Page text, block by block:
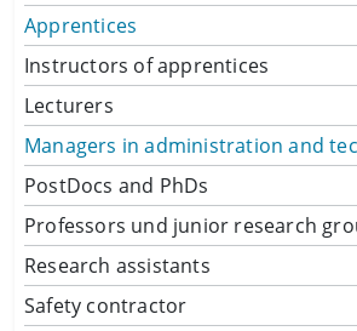
Apprentices
Instructors of apprentices
Lecturers
Managers in administration and
PostDocs and PhDs
Professors und junior research
Research assistants
Safety contractor